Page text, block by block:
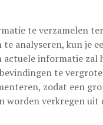
te verzamelen
analyseren, kun je
informatie zal
te
zodat een
verkregen uit